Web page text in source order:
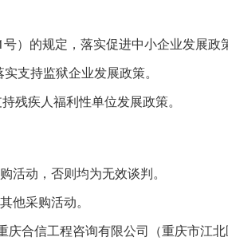
号）的规定，落实促进中小企业发展政
支持监狱企业发展政策。
残疾人福利性单位发展政策。
活动，否则均为无效谈判。
他采购活动。
庆合信工程咨询有限公司（重庆市江